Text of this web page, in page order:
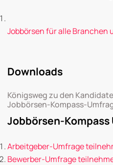
Jobbörsen für alle Branchen
Downloads
Königsweg zu den
Jobbörsen-Kompass-
Jobbörsen-Kompass
Arbeitgeber-Umfrage
Bewerber-Umfrage